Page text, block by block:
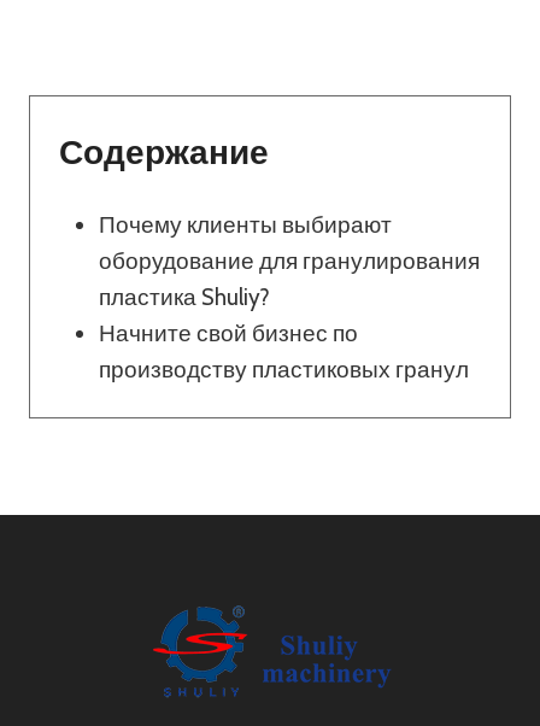
Содержание
Почему клиенты выбирают
оборудование для гранулирования
пластика Shuliy?
Начните свой бизнес по
производству пластиковых гранул